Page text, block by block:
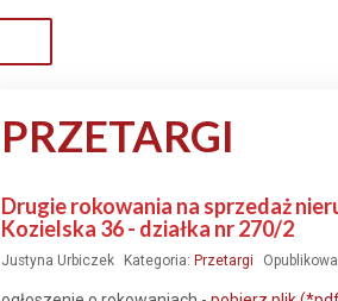
PRZETARGI
Drugie rokowania na sprzedaż
Kozielska 36 - działka nr 270/2
Justyna Urbiczek Kategoria: Przetargi